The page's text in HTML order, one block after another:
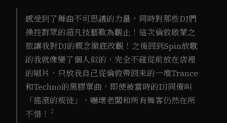
感受到了舞曲不可思議的力量，同時對那些DJ們
操控群眾的超凡技藝歎為觀止！這次倫敦啟蒙之
旅讓我對DJ的概念徹底改觀！之後回到Spin放歌
的我就像變了個人似的，完全不碰從前放在店裡
的唱片，只放我自己從倫敦帶回來的一堆Trance
和Techno的黑膠單曲，即使被當時的DJ同僚叫
「搖滾的叛徒」，嚇壞老闆和所有舞客仍然在所
不惜！ 2